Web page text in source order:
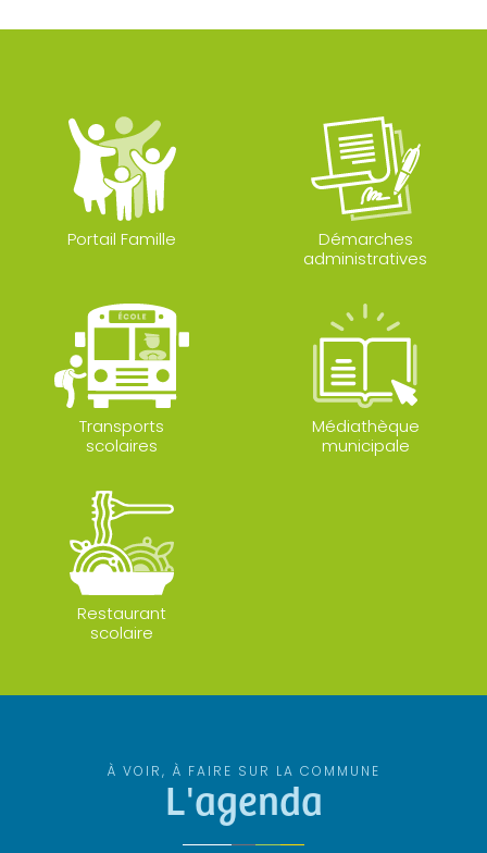
Portail Famille
Démarches
administratives
Transports
scolaires
Médiathèque
municipale
Restaurant
scolaire
À VOIR, À FAIRE SUR LA COMMUNE
L'agenda